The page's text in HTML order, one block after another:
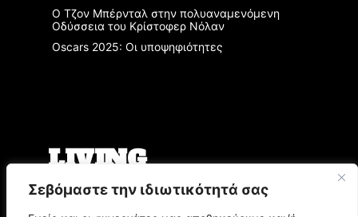
Σεβόμαστε την ιδιωτικότητά σας
Ο Τζον Μπέρνταλ στην πολυαναμενόμενη
Οδύσσεια του Κρίστοφερ Νόλαν
Oscars 2025: Οι υποψηφιότητες
LIVING
Ο Άρης Μπινιάρης σκηνοθετεί τη «Δίκη» του